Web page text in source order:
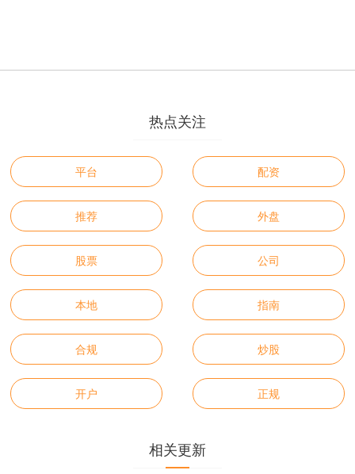
热点关注
平台 配资
推荐 外盘
股票 公司
本地 指南
合规 炒股
开户 正规
相关更新